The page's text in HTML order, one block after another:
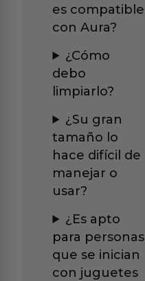
es compatible
con Aura?
¿Cómo
debo
limpiarlo?
¿Su gran
tamaño lo
hace difícil de
manejar o
usar?
¿Es apto
para personas
que se inician
con juguetes